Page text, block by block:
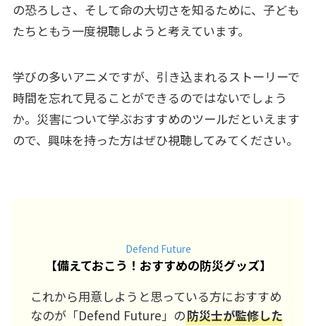
の恐ろしさ、そして命の大切さを知るために、子ども
たちともう一度視聴しようと考えています。
学びの多いアニメですが、引き込まれるストーリーで
時間を忘れて見ることができるのではないでしょう
か。災害について学ぶおすすめのツールだといえます
ので、興味を持った方はぜひ視聴してみてください。
Defend Future
【備えておこう！おすすめの防災グッズ】
これから用意しようと思っている方におすすめ
なのが「Defend Future」の防災士が監修した